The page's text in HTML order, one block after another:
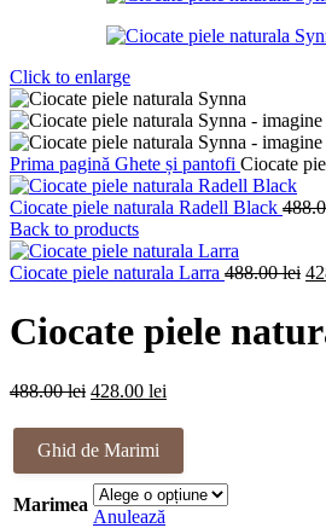
Click to enlarge
Prima pagină Ghete și pantofi Ciocate
Ciocate piele naturala Radell Black
Back to products
Ciocate piele naturala Larra 488.00lei
Ciocate piele
488.00lei Prețul
a
fost:
488.00 lei.
428.00 lei
este:
Ghid de Marimi
Marimea
Anulează